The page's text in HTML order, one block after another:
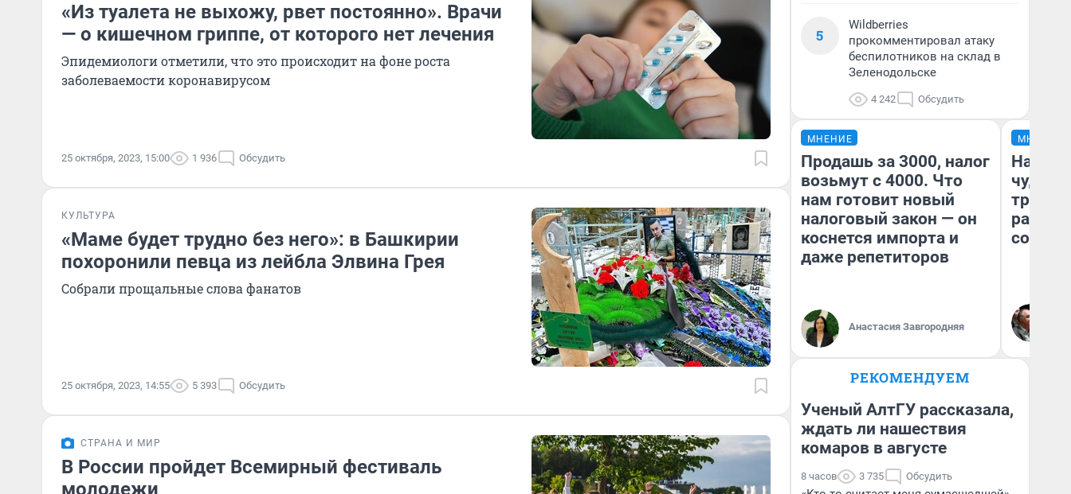
«Из туалета не выхожу, рвет постоянно». Врачи
— о кишечном гриппе, от которого нет лечения
Эпидемиологи отметили, что это происходит на фоне роста
заболеваемости коронавирусом
25 октября, 2023, 15:00 1 936 Обсудить
КУЛЬТУРА
«Маме будет трудно без него»: в Башкирии
похоронили певца из лейбла Элвина Грея
Собрали прощальные слова фанатов
25 октября, 2023, 14:55 5 393 Обсудить
СТРАНА И МИР
В России пройдет Всемирный фестиваль
молодежи
5
Wildberries
прокомментировал атаку
беспилотников на склад в
Зеленодольске
4 242 Обсудить
МНЕНИЕ
Продашь за 3000, налог
возьмут с 4000. Что
нам готовит новый
налоговый закон — он
коснется импорта и
даже репетиторов
Анастасия Завгородняя
МНЕНИЕ
чудом
РЕКОМЕНДУЕМ
Ученый АлтГУ рассказала,
ждать ли нашествия
комаров в августе
8 часов 3 735 Обсудить